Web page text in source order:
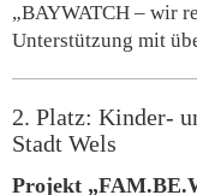
„BAYWATCH – wir
Unterstützung mit
2. Platz: Kinder-
Stadt Wels
Projekt